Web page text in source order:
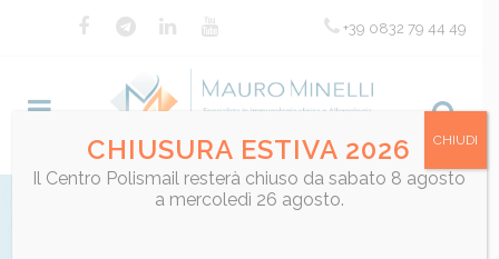
+39 0832 79 44 49
CHIUSURA ESTIVA 2026
Il Centro Polismail resterà chiuso da sabato 8 agosto
a mercoledì 26 agosto.
CHIUDI